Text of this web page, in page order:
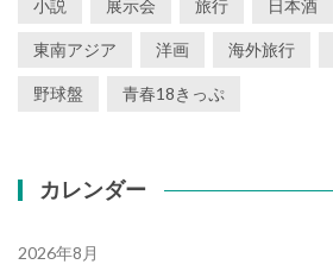
小説 展示会 旅行 日本酒
東南アジア 洋画 海外旅行
野球盤 青春18きっぷ
カレンダー
2026年8月